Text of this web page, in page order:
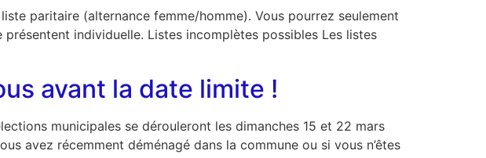
paritaire (alternance femme/homme). Vous pourrez seulement
individuelle. Listes incomplètes possibles Les listes
avant la date limite !
municipales se dérouleront les dimanches 15 et 22 mars
avez récemment déménagé dans la commune ou si vous n’êtes